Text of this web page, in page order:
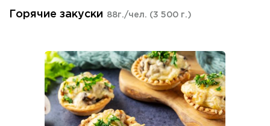
Горячие закуски 88г./чел. (3 500 г.)